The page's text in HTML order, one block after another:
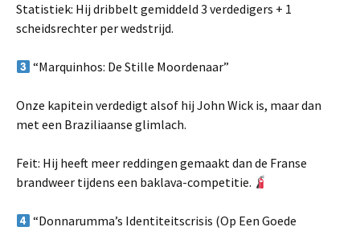
Statistiek: Hij dribbelt gemiddeld 3 verdedigers + 1
scheidsrechter per wedstrijd.
“Marquinhos: De Stille Moordenaar”
Onze kapitein verdedigt alsof hij John Wick is, maar dan
met een Braziliaanse glimlach.
Feit: Hij heeft meer reddingen gemaakt dan de Franse
brandweer tijdens een baklava-competitie.
“Donnarumma’s Identiteitscrisis (Op Een Goede